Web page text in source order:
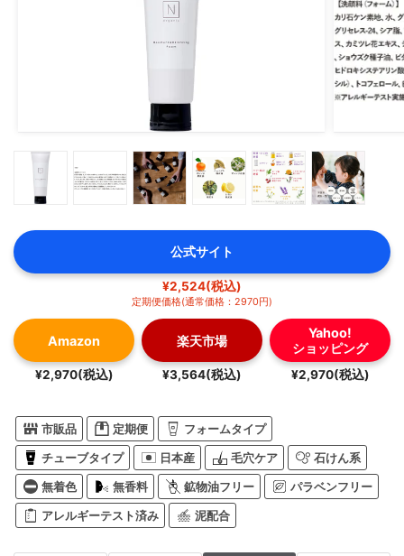
公式サイト
¥2,524(税込)
定期便価格(通常価格：2970円)
Amazon
¥2,970(税込)
楽天市場
¥3,564(税込)
Yahoo!
ショッピング
¥2,970(税込)
市販品 定期便 フォームタイプ
チューブタイプ 日本産 毛穴ケア 石けん系
無着色 無香料 鉱物油フリー パラベンフリー
アレルギーテスト済み 泥配合